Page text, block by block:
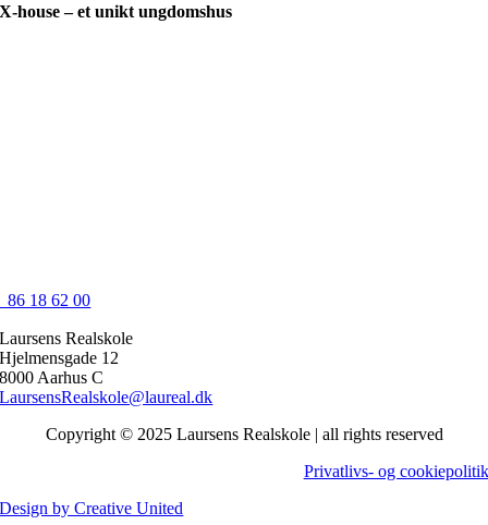
X-house – et unikt ungdomshus
86 18 62 00
Laursens Realskole
Hjelmensgade 12
8000 Aarhus C
LaursensRealskole@laureal.dk
Copyright © 2025 Laursens Realskole | all rights reserved
Privatlivs- og cookiepolitik
Design by Creative United